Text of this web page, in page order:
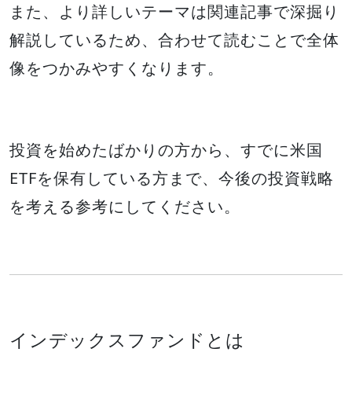
また、より詳しいテーマは関連記事で深掘り
解説しているため、合わせて読むことで全体
像をつかみやすくなります。
投資を始めたばかりの方から、すでに米国
ETFを保有している方まで、今後の投資戦略
を考える参考にしてください。
インデックスファンドとは